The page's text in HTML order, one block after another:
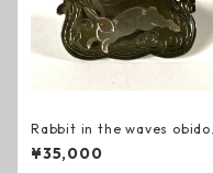
Rabbit in the waves
e 波に兎 帯留め
¥35,000